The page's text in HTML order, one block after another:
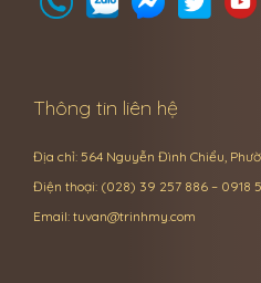
Thông tin liên hệ
Địa chỉ: 564 Nguyễn Đình Chiểu,
Điện thoại: (028) 39 257 886 – 0918
Email: tuvan@trinhmy.com